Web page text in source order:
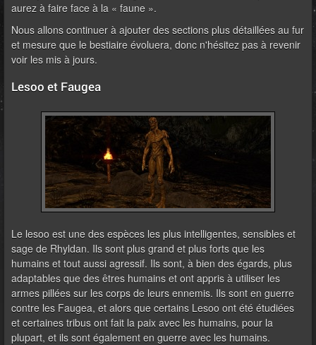
aurez à faire face à la « faune ».
Nous allons continuer à ajouter des sections plus détaillées au fur
et mesure que le bestiaire évoluera, donc n'hésitez pas à revenir
voir les mis à jours.
Lesoo et Faugea
Le lesoo est une des espèces les plus intelligentes, sensibles et
sage de Rhyldan. Ils sont plus grand et plus forts que les
humains et tout aussi agressif. Ils sont, à bien des égards, plus
adaptables que des êtres humains et ont appris à utiliser les
armes pillées sur les corps de leurs ennemis. Ils sont en guerre
contre les Faugea, et alors que certains Lesoo ont été étudiées
et certaines tribus ont fait la paix avec les humains, pour la
plupart, et ils sont également en guerre avec les humains.